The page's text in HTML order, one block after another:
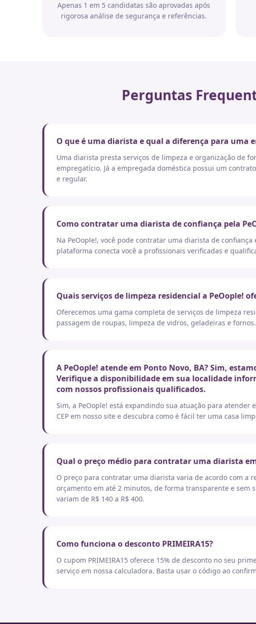
Apenas 1 em 5 candidatas são aprovadas após
rigorosa análise de segurança e referências.
Perguntas
O que é uma diarista e qual a diferença para uma
Uma diarista presta serviços de limpeza e organização de
empregatício. Já a empregada doméstica possui um
e regular.
Como contratar uma diarista de confiança pela
Na PeOople!, você pode contratar uma diarista de
plataforma conecta você a profissionais verificadas e
Quais serviços de limpeza residencial a PeOople!
Oferecemos uma gama completa de serviços de limpeza
passagem de roupas, limpeza de vidros, geladeiras e
A PeOople! atende em Ponto Novo, BA? Sim,
Verifique a disponibilidade em sua localidade
com nossos profissionais qualificados.
Sim, a PeOople! está expandindo sua atuação para
CEP em nosso site e descubra como é fácil ter uma casa
Qual o preço médio para contratar uma diarista
O preço para contratar uma diarista varia de acordo com a
orçamento em até 2 minutos, de forma transparente e sem
variam de R$ 140 a R$ 400.
Como funciona o desconto PRIMEIRA15?
O cupom PRIMEIRA15 oferece 15% de desconto no seu
serviço em nossa calculadora. Basta usar o código ao